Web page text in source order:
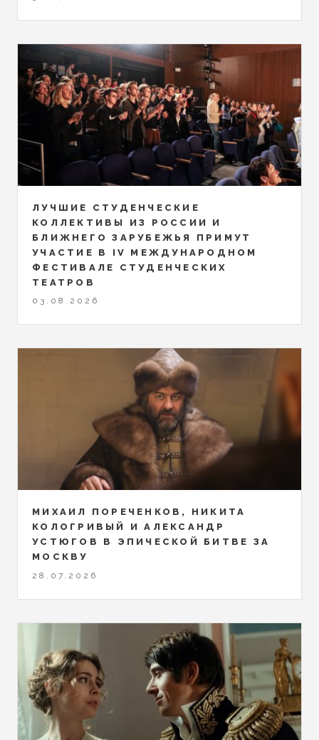
ЛУЧШИЕ СТУДЕНЧЕСКИЕ
КОЛЛЕКТИВЫ ИЗ РОССИИ И
БЛИЖНЕГО ЗАРУБЕЖЬЯ ПРИМУТ
УЧАСТИЕ В IV МЕЖДУНАРОДНОМ
ФЕСТИВАЛЕ СТУДЕНЧЕСКИХ
ТЕАТРОВ
03.08.2026
МИХАИЛ ПОРЕЧЕНКОВ, НИКИТА
КОЛОГРИВЫЙ И АЛЕКСАНДР
УСТЮГОВ В ЭПИЧЕСКОЙ БИТВЕ ЗА
МОСКВУ
28.07.2026